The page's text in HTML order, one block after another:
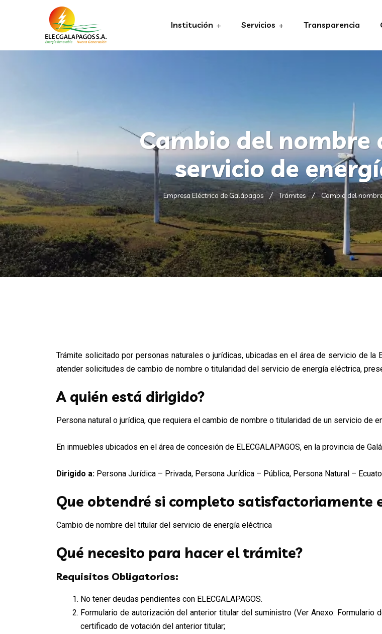
Institución Servicios Transparencia
Cambio del
servicio de
Empresa Eléctrica de Galápagos Trámites Cambio del
Trámite solicitado por personas naturales o jurídicas, ubicadas en el área de servicio de la
atender solicitudes de cambio de nombre o titularidad del servicio de energía eléctrica,
A quién está dirigido?
Persona natural o jurídica, que requiera el cambio de nombre o titularidad de un servicio de
En inmuebles ubicados en el área de concesión de ELECGALAPAGOS, en la provincia de
Dirigido a: Persona Jurídica – Privada, Persona Jurídica – Pública, Persona Natural –
Que obtendré si completo satisfactoriamente
Cambio de nombre del titular del servicio de energía eléctrica
Qué necesito para hacer el trámite?
Requisitos Obligatorios:
No tener deudas pendientes con ELECGALAPAGOS.
Formulario de autorización del anterior titular del suministro (Ver Anexo:
certificado de votación del anterior titular;